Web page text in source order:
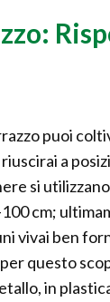
puoi
a
si
cm;
vivai ben
questo
in